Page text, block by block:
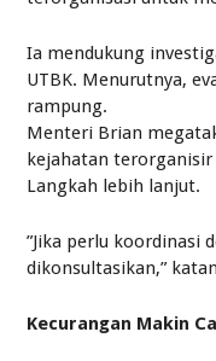
Ia mendukung
UTBK. Menurutnya,
rampung.
Menteri Brian
kejahatan
Langkah lebih lanjut.
”Jika perlu koordinasi
dikonsultasikan,”
Kecurangan Makin